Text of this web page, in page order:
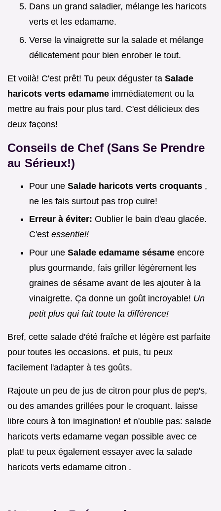
Dans un grand saladier, mélange les haricots
verts et les edamame.
Verse la vinaigrette sur la salade et mélange
délicatement pour bien enrober le tout.
Et voilà! C'est prêt! Tu peux déguster ta Salade
haricots verts edamame immédiatement ou la
mettre au frais pour plus tard. C'est délicieux des
deux façons!
Conseils de Chef (Sans Se Prendre
au Sérieux!)
Pour une Salade haricots verts croquants ,
ne les fais surtout pas trop cuire!
Erreur à éviter: Oublier le bain d'eau glacée.
C'est essentiel!
Pour une Salade edamame sésame encore
plus gourmande, fais griller légèrement les
graines de sésame avant de les ajouter à la
vinaigrette. Ça donne un goût incroyable! Un
petit plus qui fait toute la différence!
Bref, cette salade d'été fraîche et légère est parfaite
pour toutes les occasions. et puis, tu peux
facilement l'adapter à tes goûts.
Rajoute un peu de jus de citron pour plus de pep's,
ou des amandes grillées pour le croquant. laisse
libre cours à ton imagination! et n'oublie pas: salade
haricots verts edamame vegan possible avec ce
plat! tu peux également essayer avec la salade
haricots verts edamame citron .